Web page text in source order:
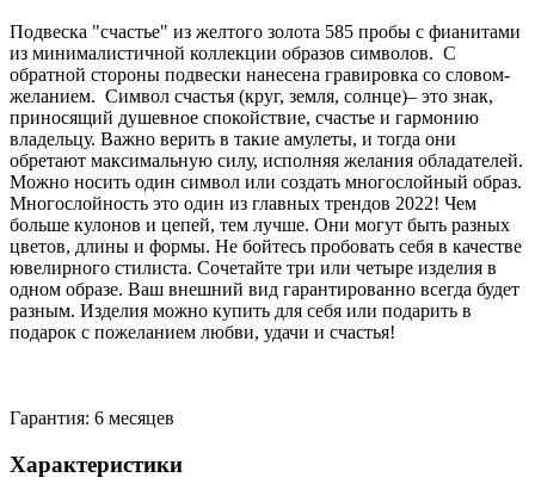
Подвеска "счастье" из желтого золота 585 пробы с фианитами
из минималистичной коллекции образов символов. С
обратной стороны подвески нанесена гравировка со словом-
желанием. Символ счастья (круг, земля, солнце)– это знак,
приносящий душевное спокойствие, счастье и гармонию
владельцу. Важно верить в такие амулеты, и тогда они
обретают максимальную силу, исполняя желания обладателей.
Можно носить один символ или создать многослойный образ.
Многослойность это один из главных трендов 2022! Чем
больше кулонов и цепей, тем лучше. Они могут быть разных
цветов, длины и формы. Не бойтесь пробовать себя в качестве
ювелирного стилиста. Сочетайте три или четыре изделия в
одном образе. Ваш внешний вид гарантированно всегда будет
разным. Изделия можно купить для себя или подарить в
подарок с пожеланием любви, удачи и счастья!
Гарантия: 6 месяцев
Характеристики